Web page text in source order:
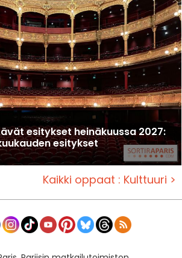
esitykset heinäkuussa 2027:
esitykset
Kaikki oppaat : Kulttuuri >